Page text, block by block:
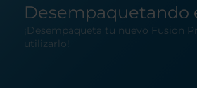
Desempaquetando
¡Desempaqueta tu nuevo Fusion
utilizarlo!